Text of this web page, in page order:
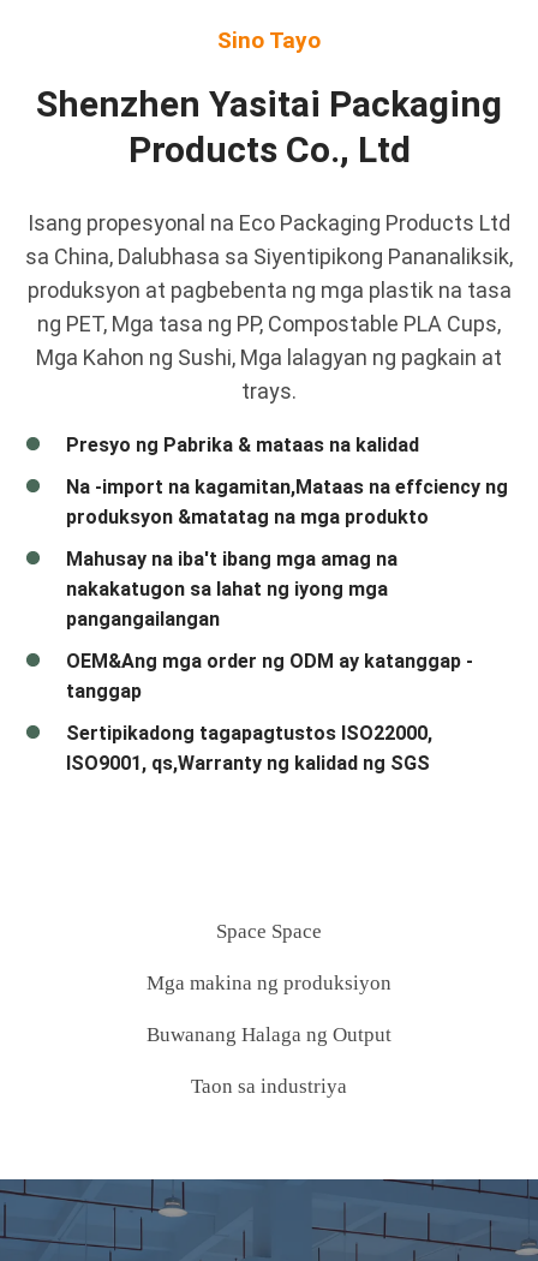
Sino Tayo
Shenzhen Yasitai Packaging
Products Co., Ltd
Isang propesyonal na Eco Packaging Products Ltd
sa China, Dalubhasa sa Siyentipikong Pananaliksik,
produksyon at pagbebenta ng mga plastik na tasa
ng PET, Mga tasa ng PP, Compostable PLA Cups,
Mga Kahon ng Sushi, Mga lalagyan ng pagkain at
trays.
Presyo ng Pabrika & mataas na kalidad
Na -import na kagamitan,Mataas na effciency ng
produksyon &matatag na mga produkto
Mahusay na iba't ibang mga amag na
nakakatugon sa lahat ng iyong mga
pangangailangan
OEM&Ang mga order ng ODM ay katanggap -
tanggap
Sertipikadong tagapagtustos ISO22000,
ISO9001, qs,Warranty ng kalidad ng SGS
Space Space
Mga makina ng produksiyon
Buwanang Halaga ng Output
Taon sa industriya